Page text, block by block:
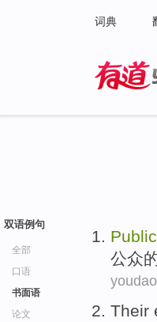
词典
双语例句
全部
口语
书面语
论文
Public
公众
youdao
Their